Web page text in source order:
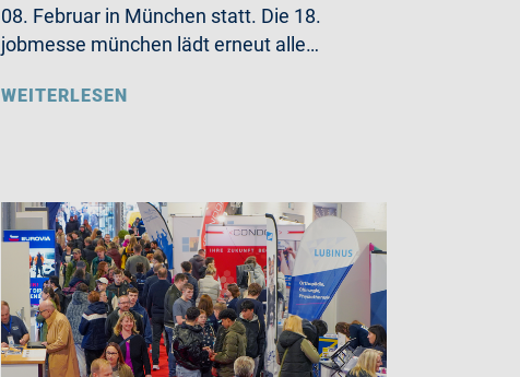
08. Februar in München statt. Die 18.
jobmesse münchen lädt erneut alle…
WEITERLESEN